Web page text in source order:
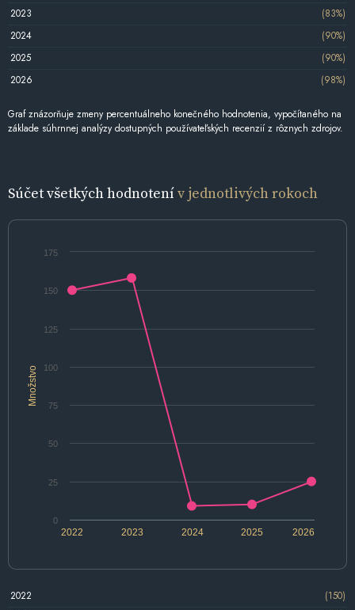
2023
(83%)
2024
(90%)
2025
(90%)
2026
(98%)
Graf znázorňuje zmeny percentuálneho konečného hodnotenia, vypočítaného na
základe súhrnnej analýzy dostupných používateľských recenzií z rôznych zdrojov.
Súčet všetkých hodnotenív jednotlivých rokoch
Množstvo
2022 2024 2026
2023 2025
0
25
50
75
100
125
150
175
2022
(150)